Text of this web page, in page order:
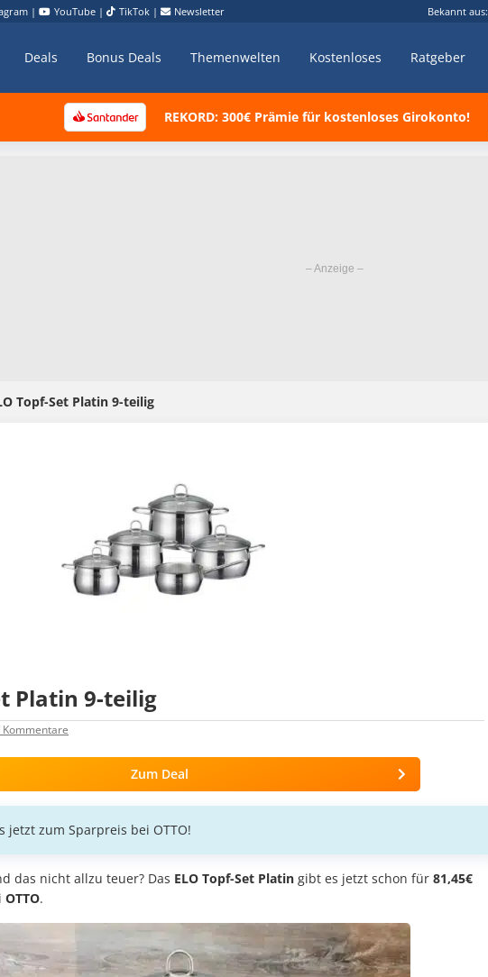
| YouTube | TikTok | Newsletter Bekannt aus:
Deals Bonus Deals Themenwelten Kostenloses Ratgeber
REKORD: 300€ Prämie für kostenloses Girokonto!
Topf-Set Platin 9-teilig
Platin 9-teilig
Kommentare
Zum Deal
jetzt zum Sparpreis bei OTTO!
das nicht allzu teuer? Das ELO Topf-Set Platin gibt es jetzt schon für 81,45€
OTTO.